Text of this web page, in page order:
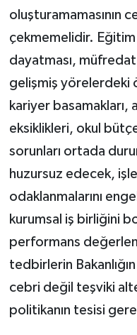
oluşturamamasının
çekmemelidir.
dayatması,
gelişmiş yörelerdeki
kariyer basamakları,
eksiklikleri, okul
sorunları ortada
huzursuz edecek,
odaklanmalarını
kurumsal iş birliğini
performans
tedbirlerin
cebri değil teşviki
politikanın tesisi